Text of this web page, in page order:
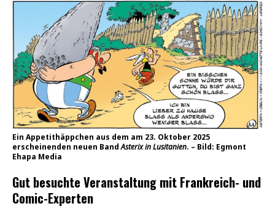
Ein Appetithäppchen aus dem am 23. Oktober 2025
erscheinenden neuen BandAsterix in Lusitanien. – Bild: Egmont
Ehapa Media
Gut besuchte Veranstaltung mit Frankreich- und
Comic-Experten